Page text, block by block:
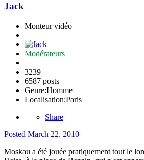
Jack
Monteur vidéo
Modérateurs
3239
6587 posts
Genre:Homme
Localisation:Paris
Share
Posted March 22, 2010
Moskau a été jouée pratiquement tout le